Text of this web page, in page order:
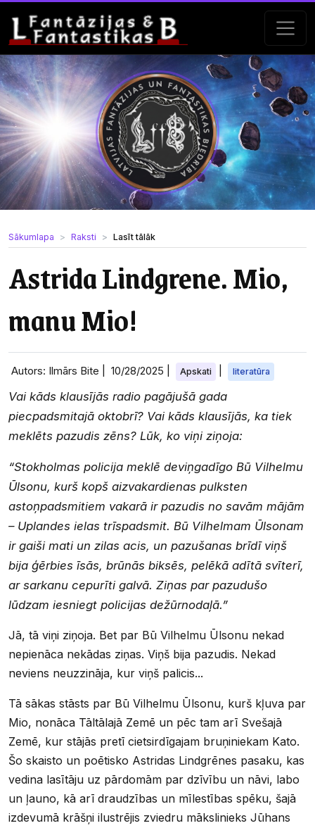
Sākumlapa Raksti Lasīt tālāk
Astrida Lindgrene. Mio,
manu Mio!
Autors: Ilmārs Bite | 10/28/2025 Apskati literatūra
Vai kāds klausījās radio pagājušā gada
piecpadsmitajā oktobrī? Vai kāds klausījās, ka tiek
meklēts pazudis zēns? Lūk, ko viņi ziņoja:
“Stokholmas policija meklē deviņgadīgo Bū Vilhelmu
Ūlsonu, kurš kopš aizvakardienas pulksten
astoņpadsmitiem vakarā ir pazudis no savām mājām
– Uplandes ielas trīspadsmit. Bū Vilhelmam Ūlsonam
ir gaiši mati un zilas acis, un pazušanas brīdī viņš
bija ģērbies īsās, brūnās biksēs, pelēkā adītā svīterī,
ar sarkanu cepurīti galvā. Ziņas par pazudušo
lūdzam iesniegt policijas dežūrnodaļā.”
Jā, tā viņi ziņoja. Bet par Bū Vilhelmu Ūlsonu nekad
nepienāca nekādas ziņas. Viņš bija pazudis. Nekad
neviens neuzzināja, kur viņš palicis...
Tā sākas stāsts par Bū Vilhelmu Ūlsonu, kurš kļuva par
Mio, nonāca Tāltālajā Zemē un pēc tam arī Svešajā
Zemē, kur stājās pretī cietsirdīgajam bruņiniekam Kato.
Šo skaisto un poētisko Astridas Lindgrēnes pasaku, kas
vedina lasītāju uz pārdomām par dzīvību un nāvi, labo
un ļauno, kā arī draudzības un mīlestības spēku, šajā
izdevumā krāšņi ilustrējis zviedru mākslinieks Jūhans